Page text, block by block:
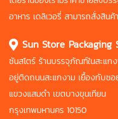
อาหาร เดลิเวอรี่ สามารถสั่งสินค้
Sun Store Packaging
ซันสโตร์ ร้านบรรจุภัณฑ์ในสะแก
อยู่ติดถนนสะแกงาม เยื้องกับซอ
แขวงแสมดำ เขตบางขุนเทียน
กรุงเทพมหานคร 10150